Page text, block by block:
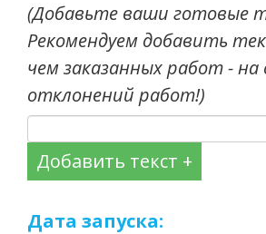
(Добавьте ваши готовые
Рекомендуем добавить
чем заказанных работ - на
отклонений работ!)
Добавить текст +
Дата запуска: